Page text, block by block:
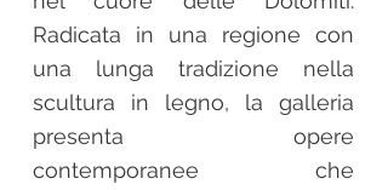
Radicata in una regione con
una lunga tradizione nella
scultura in legno, la galleria
presenta opere
contemporanee che